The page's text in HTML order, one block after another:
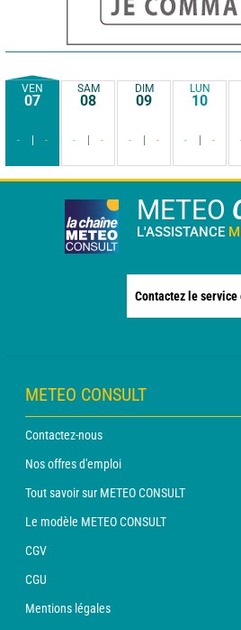
VEN
07
- -
SAM
08
- -
DIM
09
- -
LUN
10
- -
METEO
L'ASSISTANCE
Contactez le
METEO CONSULT
Contactez-nous
Nos offres d'emploi
Tout savoir sur METEO CONSULT
Le modèle METEO CONSULT
CGV
CGU
Mentions légales